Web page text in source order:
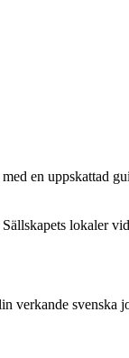
med en uppskattad
lokaler
verkande svenska